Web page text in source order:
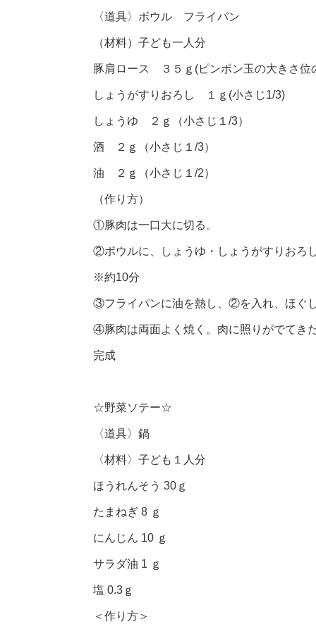
〈道具〉ボウル フライパン
（材料）子ども一人分
豚肩ロース ３５ｇ(ピンポン玉の大きさ位
しょうがすりおろし １ｇ(小さじ1/3)
しょうゆ ２ｇ（小さじ１/3）
酒 ２ｇ（小さじ１/3）
油 ２ｇ（小さじ１/2）
（作り方）
①豚肉は一口大に切る。
②ボウルに、しょうゆ・しょうがすりおろ
※約10分
③フライパンに油を熱し、②を入れ、ほぐし
④豚肉は両面よく焼く。肉に照りがでてき
完成
☆野菜ソテー☆
〈道具〉鍋
〈材料〉子ども１人分
ほうれんそう 30ｇ
たまねぎ 8 ｇ
にんじん 10 ｇ
サラダ油 1 ｇ
塩 0.3ｇ
＜作り方＞